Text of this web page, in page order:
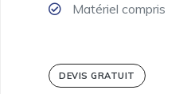
Matériel compris
DEVIS GRATUIT